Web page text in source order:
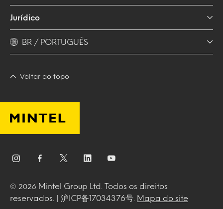
Jurídico
BR / PORTUGUÊS
Voltar ao topo
© 2026
Mintel Group Ltd. Todos os direitos
reservados. | 沪ICP备17034376号.
Mapa do site